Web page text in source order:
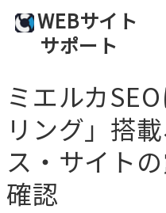
WEBサイト
サポート
ミエルカ
リング」搭
ス・サイト
確認